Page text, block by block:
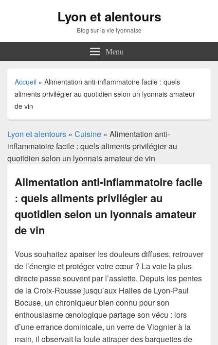
Lyon et alentours
Blog sur la vie lyonnaise
Menu
Accueil » Alimentation anti-inflammatoire facile : quels
aliments privilégier au quotidien selon un lyonnais amateur
de vin
Lyon et alentours » Cuisine » Alimentation anti-
inflammatoire facile : quels aliments privilégier au
quotidien selon un lyonnais amateur de vin
Alimentation anti-inflammatoire facile
: quels aliments privilégier au
quotidien selon un lyonnais amateur
de vin
Vous souhaitez apaiser les douleurs diffuses, retrouver
de l’énergie et protéger votre cœur ? La voie la plus
directe passe souvent par l’assiette. Depuis les pentes
de la Croix-Rousse jusqu’aux Halles de Lyon-Paul
Bocuse, un chroniqueur bien connu pour son
enthousiasme œnologique partage son vécu : lors
d’une errance dominicale, un verre de Viognier à la
main, il observait la foule attraper des barquettes de